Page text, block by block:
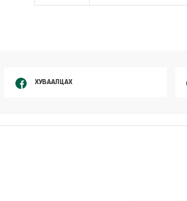
ХУВААЛЦАХ